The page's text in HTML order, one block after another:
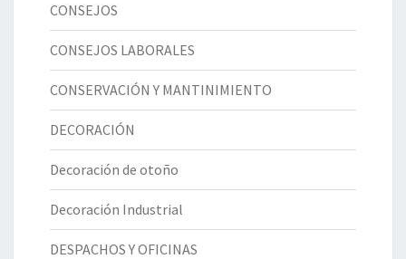
CONSEJOS
CONSEJOS LABORALES
CONSERVACIÓN Y MANTINIMIENTO
DECORACIÓN
Decoración de otoño
Decoración Industrial
DESPACHOS Y OFICINAS